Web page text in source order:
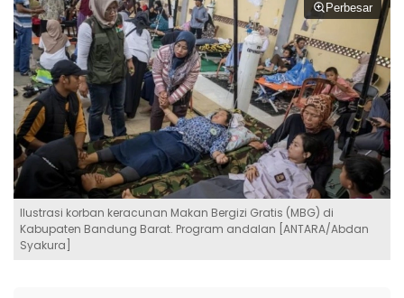
Perbesar
Ilustrasi korban keracunan Makan Bergizi Gratis (MBG) di
Kabupaten Bandung Barat. Program andalan [ANTARA/Abdan
Syakura]